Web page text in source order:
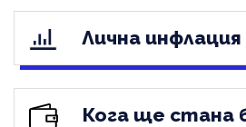
Лична инфлация
Кога ще стана